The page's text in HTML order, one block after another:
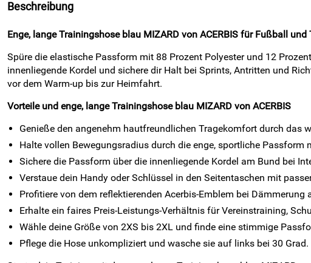
Beschreibung
Enge, lange Trainingshose blau MIZARD von ACERBIS für Fußball
Spüre die elastische Passform mit 88 Prozent Polyester und 12
innenliegende Kordel und sichere dir Halt bei Sprints, Antritten und
vor dem Warm-up bis zur Heimfahrt.
Vorteile und enge, lange Trainingshose blau MIZARD von ACERBIS
Genieße den angenehm hautfreundlichen Tragekomfort durch
Halte vollen Bewegungsradius durch die enge, sportliche Passform
Sichere die Passform über die innenliegende Kordel am Bund bei
Verstaue dein Handy oder Schlüssel in den Seitentaschen mit
Profitiere von dem reflektierenden Acerbis-Emblem bei Dämmerung
Erhalte ein faires Preis-Leistungs-Verhältnis für Vereinstraining,
Wähle deine Größe von 2XS bis 2XL und finde eine stimmige
Pflege die Hose unkompliziert und wasche sie auf links bei 30 Grad.